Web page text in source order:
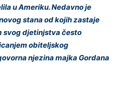
u Ameriku. Nedavno je
stana od kojih zastaje
svog djetinjstva često
obiteljskog
njezina majka Gordana